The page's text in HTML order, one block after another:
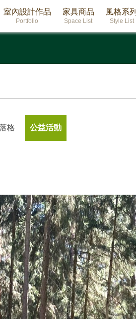
室內設計作品
Portfolio
家具商品
Space List
風格系列
Style List
格 公益活動